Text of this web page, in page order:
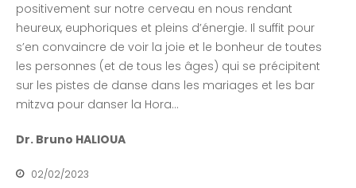
positivement sur notre cerveau en nous rendant
heureux, euphoriques et pleins d’énergie. Il suffit pour
s’en convaincre de voir la joie et le bonheur de toutes
les personnes (et de tous les âges) qui se précipitent
sur les pistes de danse dans les mariages et les bar
mitzva pour danser la Hora…
Dr. Bruno HALIOUA
02/02/2023